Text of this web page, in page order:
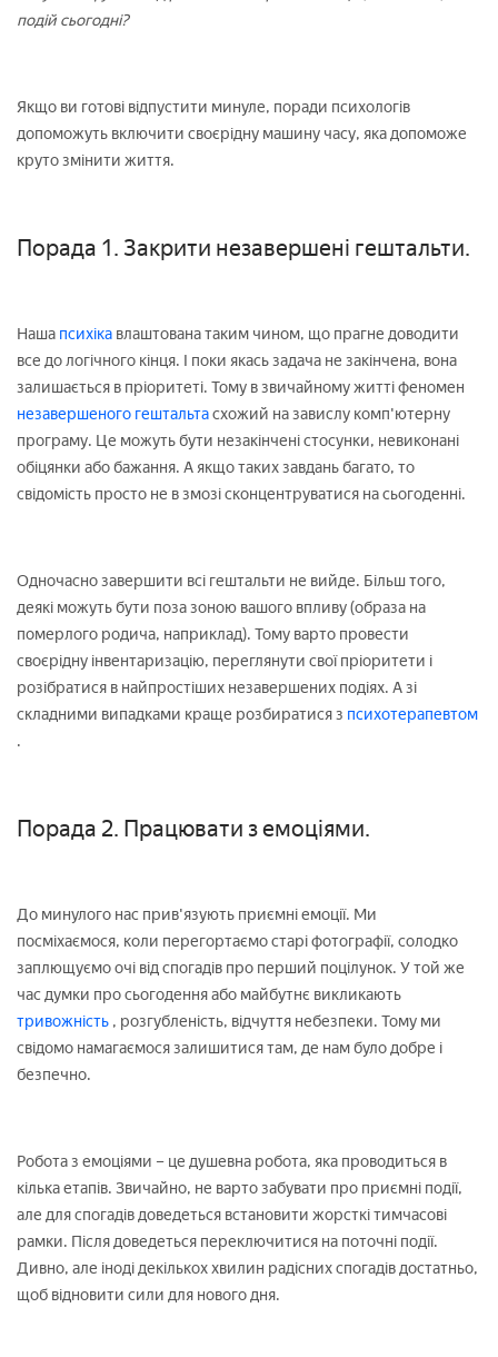
подій сьогодні?
Якщо ви готові відпустити минуле, поради психологів
допоможуть включити своєрідну машину часу, яка допоможе
круто змінити життя.
Порада 1. Закрити незавершені гештальти.
Наша психіка влаштована таким чином, що прагне доводити
все до логічного кінця. І поки якась задача не закінчена, вона
залишається в пріоритеті. Тому в звичайному житті феномен
незавершеного гештальтасхожий на завислу комп'ютерну
програму. Це можуть бути незакінчені стосунки, невиконані
обіцянки або бажання. А якщо таких завдань багато, то
свідомість просто не в змозі сконцентруватися на сьогоденні.
Одночасно завершити всі гештальти не вийде. Більш того,
деякі можуть бути поза зоною вашого впливу (образа на
померлого родича, наприклад). Тому варто провести
своєрідну інвентаризацію, переглянути свої пріоритети і
розібратися в найпростіших незавершених подіях. А зі
складними випадками краще розбиратися з психотерапевтом
.
Порада 2. Працювати з емоціями.
До минулого нас прив'язують приємні емоції. Ми
посміхаємося, коли перегортаємо старі фотографії, солодко
заплющуємо очі від спогадів про перший поцілунок. У той же
час думки про сьогодення або майбутнє викликають
тривожність , розгубленість, відчуття небезпеки. Тому ми
свідомо намагаємося залишитися там, де нам було добре і
безпечно.
Робота з емоціями – це душевна робота, яка проводиться в
кілька етапів. Звичайно, не варто забувати про приємні події,
але для спогадів доведеться встановити жорсткі тимчасові
рамки. Після доведеться переключитися на поточні події.
Дивно, але іноді декількох хвилин радісних спогадів достатньо,
щоб відновити сили для нового дня.